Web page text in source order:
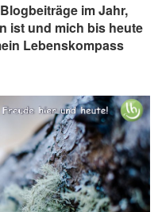
im Jahr,
ist und mich bis heute
Lebenskompass